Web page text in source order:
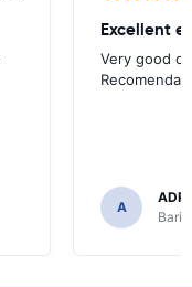
Excellent
Very good
A